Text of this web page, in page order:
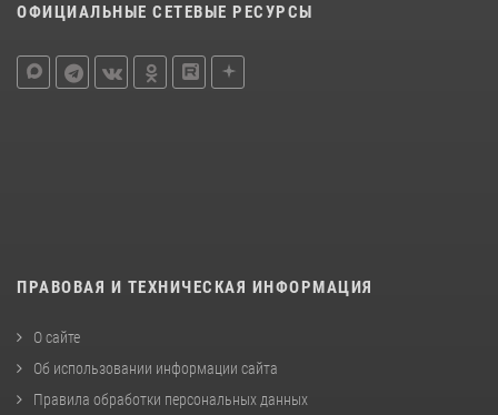
ОФИЦИАЛЬНЫЕ СЕТЕВЫЕ РЕСУРСЫ
ПРАВОВАЯ И ТЕХНИЧЕСКАЯ ИНФОРМАЦИЯ
О сайте
Об использовании информации сайта
Правила обработки персональных данных